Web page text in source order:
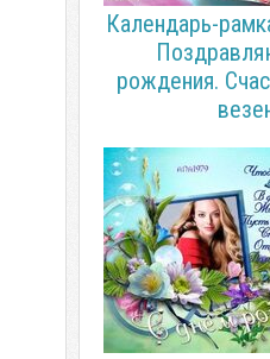
Календарь-
рождения.